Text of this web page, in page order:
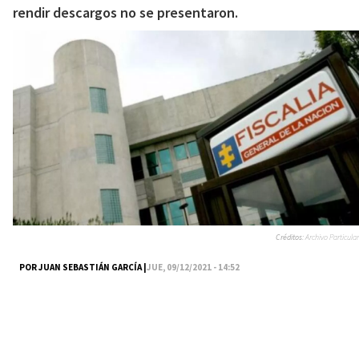
rendir descargos no se presentaron.
POR JUAN SEBASTIÁN GARCÍA |JUE, 09/12/2021 - 14:52
Créditos:Archivo Particular